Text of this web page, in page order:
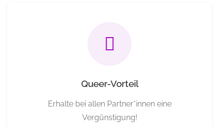
Queer-Vorteil
Erhalte bei allen Partner*innen eine
Vergünstigung!